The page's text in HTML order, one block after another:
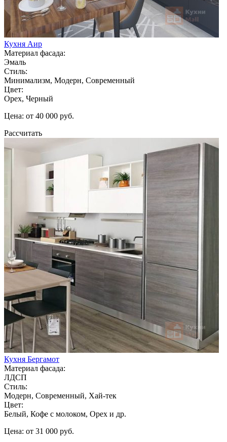
Кухня Аир
Материал фасада:
Эмаль
Стиль:
Минимализм, Модерн, Современный
Цвет:
Орех, Черный
Цена: от 40 000 руб.
Рассчитать
Кухня Бергамот
Материал фасада:
ЛДСП
Стиль:
Модерн, Современный, Хай-тек
Цвет:
Белый, Кофе с молоком, Орех и др.
Цена: от 31 000 руб.